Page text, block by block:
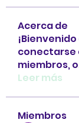
Acerca de
conectarse
miembros, o
Leer más
Miembros